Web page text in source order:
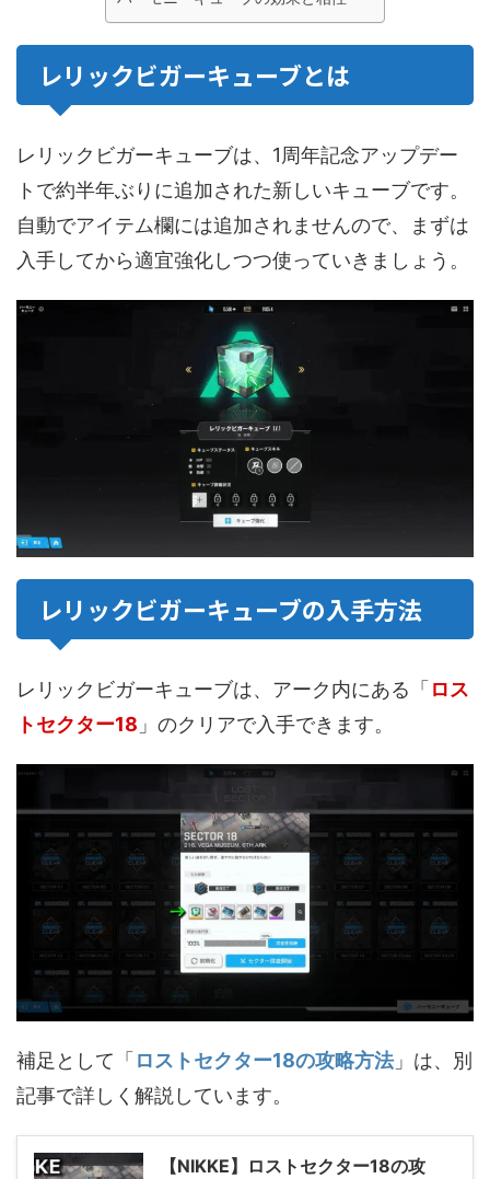
レリックビガーキューブとは
レリックビガーキューブは、1周年記念アップデー
トで約半年ぶりに追加された新しいキューブです。
自動でアイテム欄には追加されませんので、まずは
入手してから適宜強化しつつ使っていきましょう。
レリックビガーキューブの入手方法
レリックビガーキューブは、アーク内にある「 ロス
トセクター18 」のクリアで入手できます。
補足として「 ロストセクター18の攻略方法」は、別
記事で詳しく解説しています。
【NIKKE】ロストセクター18の攻